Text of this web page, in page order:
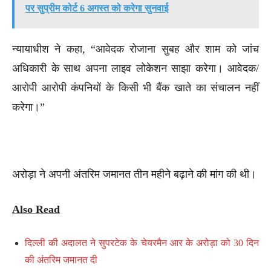
पर सुप्रीम कोर्ट 6 अगस्त को करेगा सुनवाई
न्यायाधीश ने कहा, “आवेदक रोजाना सुबह और शाम को जांच
अधिकारी के साथ अपना लाइव लोकेशन साझा करेगा। आवेदक/
आरोपी आरोपी कंपनियों के किसी भी बैंक खाते का संचालन नहीं
करेगा।”
अरोड़ा ने अपनी अंतरिम जमानत तीन महीने बढ़ाने की मांग की थी।
Also Read
दिल्ली की अदालत ने सुपरटेक के चेयरमैन आर के अरोड़ा को 30 दिन
की अंतरिम जमानत दी